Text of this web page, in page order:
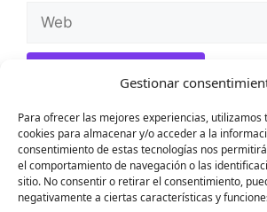
Gestionar
Para ofrecer las mejores experiencias, utilizamos
cookies para almacenar y/o acceder a la
consentimiento de estas tecnologías nos
el comportamiento de navegación o las
sitio. No consentir o retirar el consentimiento,
negativamente a ciertas características y
Web
Buscar